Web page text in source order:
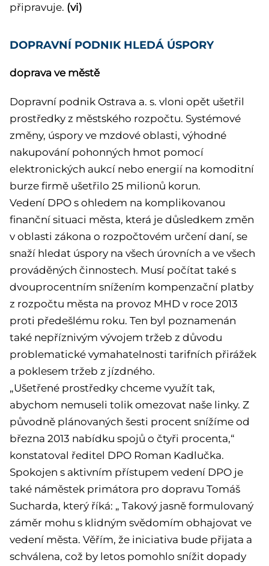
připravuje. (vi)
DOPRAVNÍ PODNIK HLEDÁ ÚSPORY
doprava ve městě
Dopravní podnik Ostrava a. s. vloni opět ušetřil
prostředky z městského rozpočtu. Systémové
změny, úspory ve mzdové oblasti, výhodné
nakupování pohonných hmot pomocí
elektronických aukcí nebo energií na komoditní
burze firmě ušetřilo 25 milionů korun.
Vedení DPO s ohledem na komplikovanou
finanční situaci města, která je důsledkem změn
v oblasti zákona o rozpočtovém určení daní, se
snaží hledat úspory na všech úrovních a ve všech
prováděných činnostech. Musí počítat také s
dvouprocentním snížením kompenzační platby
z rozpočtu města na provoz MHD v roce 2013
proti předešlému roku. Ten byl poznamenán
také nepříznivým vývojem tržeb z důvodu
problematické vymahatelnosti tarifních přirážek
a poklesem tržeb z jízdného.
„Ušetřené prostředky chceme využít tak,
abychom nemuseli tolik omezovat naše linky. Z
původně plánovaných šesti procent snížíme od
března 2013 nabídku spojů o čtyři procenta,“
konstatoval ředitel DPO Roman Kadlučka.
Spokojen s aktivním přístupem vedení DPO je
také náměstek primátora pro dopravu Tomáš
Sucharda, který říká: „ Takový jasně formulovaný
záměr mohu s klidným svědomím obhajovat ve
vedení města. Věřím, že iniciativa bude přijata a
schválena, což by letos pomohlo snížit dopady